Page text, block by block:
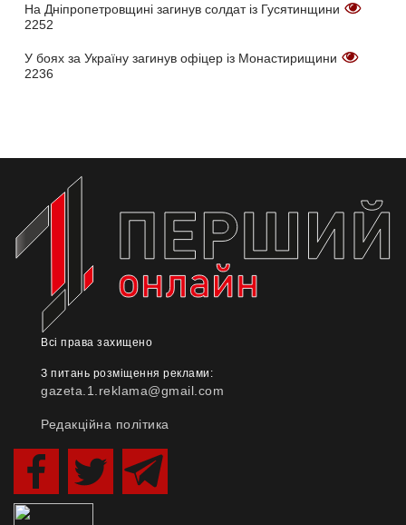
На Дніпропетровщині загинув солдат із Гусятинщини
2252
У боях за Україну загинув офіцер із Монастирищини
2236
Всі права захищено
З питань розміщення реклами:
gazeta.1.reklama@gmail.com
Редакційна політика